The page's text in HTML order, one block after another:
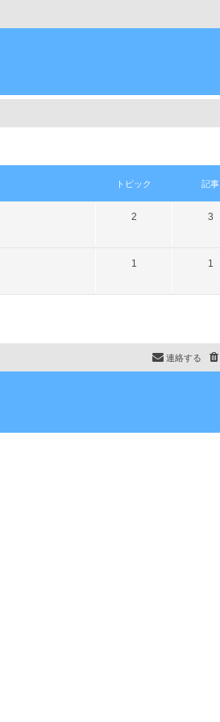
トピック 記事
2ト
3記
1 1
連絡する